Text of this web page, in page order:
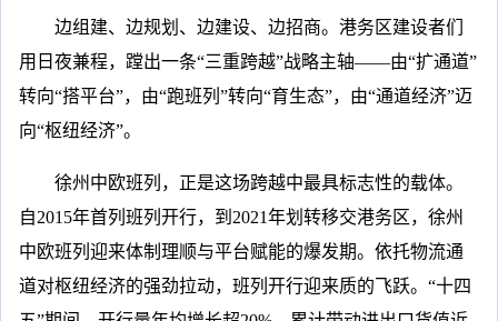
边组建、边规划、边建设、边招商。港务区建设者们
用日夜兼程，蹚出一条“三重跨越”战略主轴——由“扩通道”
转向“搭平台”，由“跑班列”转向“育生态”，由“通道经济”迈
向“枢纽经济”。
徐州中欧班列，正是这场跨越中最具标志性的载体。
自2015年首列班列开行，到2021年划转移交港务区，徐州
中欧班列迎来体制理顺与平台赋能的爆发期。依托物流通
道对枢纽经济的强劲拉动，班列开行迎来质的飞跃。“十四